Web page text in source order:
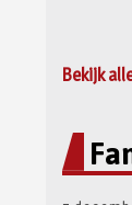
Bekijk